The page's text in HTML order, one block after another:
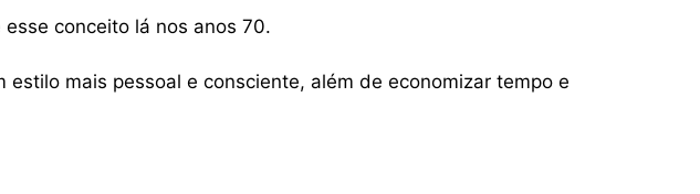
conceito lá nos anos 70.
mais pessoal e consciente, além de economizar tempo e